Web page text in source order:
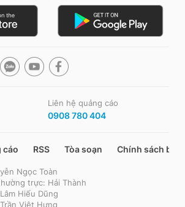
Liên hệ quảng cáo
0908 780 404
cáo RSS Tòa soạn Chính sách bảo
Ngọc Toàn
trực: Hải Thành
Hiếu Dũng
Việt Hưng